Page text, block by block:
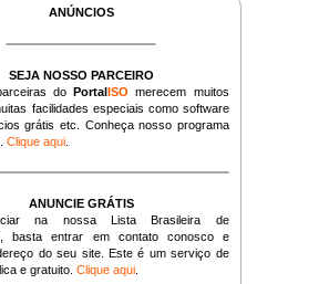
ANÚNCIOS
SEJA NOSSO PARCEIRO
doPortalISO merecem muitos
facilidades especiais como software
grátis etc. Conheça nosso programa
Clique aqui
ANUNCIE GRÁTIS
na nossa Lista Brasileira de
basta entrar em contato conosco e
do seu site. Este é um serviço de
e gratuito.Clique aqui